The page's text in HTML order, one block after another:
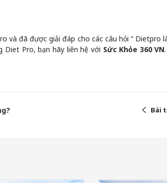
và đã được giải đáp cho các câu hỏi “ Dietpro
Diet Pro, bạn hãy liên hệ với Sức Khỏe 360 VN
Bài